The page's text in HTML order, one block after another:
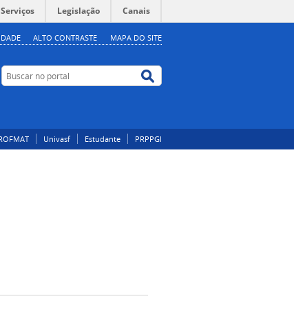
Serviços Legislação Canais
ALTO CONTRASTE MAPA DO SITE
Buscar no portal
Univasf Estudante PRPPGI